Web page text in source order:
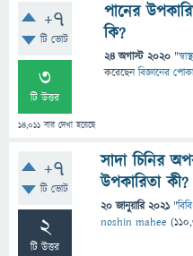
+7
টি ভোট
3
টি উত্তর
14,011 বার দেখা হয়েছে
পানের
কি?
24 অগাস্ট 2020 "
করেছেনবিজ্ঞানের
+7
টি ভোট
2
টি উত্তর
সাদা চিনির
উপকারিতা কী?
20 জানুয়ারি 2021 "
noshin mahee (